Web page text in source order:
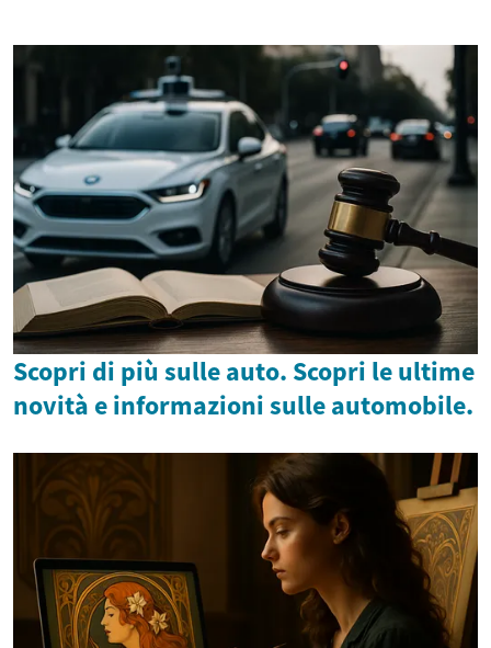
Scopri di più sulle auto. Scopri le ultime
novità e informazioni sulle automobile.